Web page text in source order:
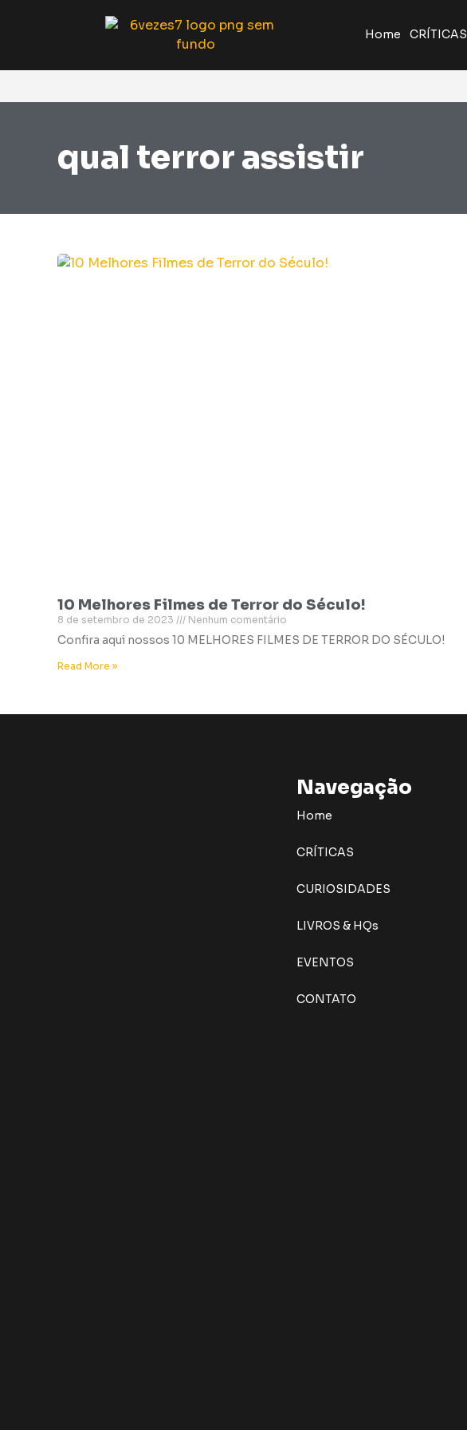
Home CRÍTICAS
qual terror assistir
10 Melhores Filmes de Terror do Século!
8 de setembro de 2023 Nenhum comentário
Confira aqui nossos 10 MELHORES FILMES DE TERROR DO SÉCULO!
Read More »
Navegação
Home
CRÍTICAS
CURIOSIDADES
LIVROS & HQs
EVENTOS
CONTATO